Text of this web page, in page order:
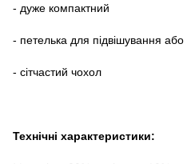
- дуже компактний
- петелька для підвішування або
- сітчастий чохол
Технічні характеристики: